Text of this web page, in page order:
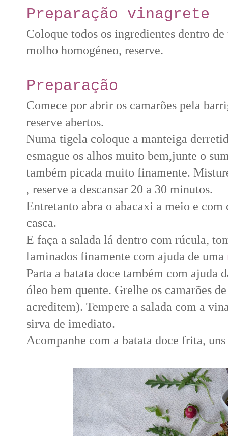
Preparação vinagrete
Coloque todos os ingredientes dentro
molho homogéneo, reserve.
Preparação
Comece por abrir os camarões pela
reserve abertos.
Numa tigela coloque a manteiga
esmague os alhos muito bem,junte o
também picada muito finamente.
, reserve a descansar 20 a 30 minutos.
Entretanto abra o abacaxi a meio e
casca.
E faça a salada lá dentro com rúcula,
laminados finamente com ajuda de uma
Parta a batata doce também com ajuda
óleo bem quente. Grelhe os camarões
acreditem). Tempere a salada com a
sirva de imediato.
Acompanhe com a batata doce frita,